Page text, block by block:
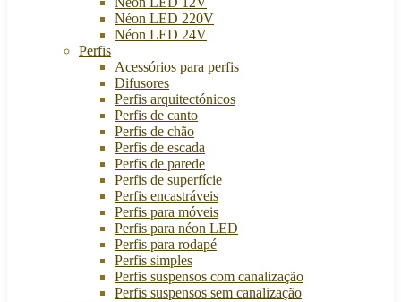
Néon LED 220V
Néon LED 24V
Perfis
Acessórios para perfis
Difusores
Perfis arquitectónicos
Perfis de canto
Perfis de chão
Perfis de escada
Perfis de parede
Perfis de superfície
Perfis encastráveis
Perfis para móveis
Perfis para néon LED
Perfis para rodapé
Perfis simples
Perfis suspensos com canalização
Perfis suspensos sem canalização